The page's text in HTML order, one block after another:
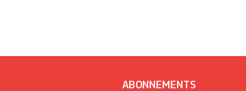
ABONNEMENTS